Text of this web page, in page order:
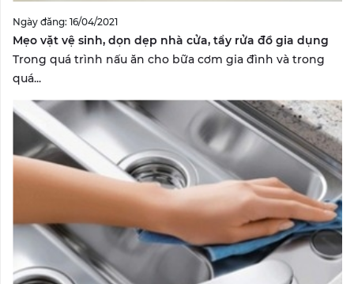
Ngày đăng: 16/04/2021
Mẹo vặt vệ sinh, dọn dẹp nhà cửa, tẩy rửa đồ gia dụng
Trong quá trình nấu ăn cho bữa cơm gia đình và trong
quá...